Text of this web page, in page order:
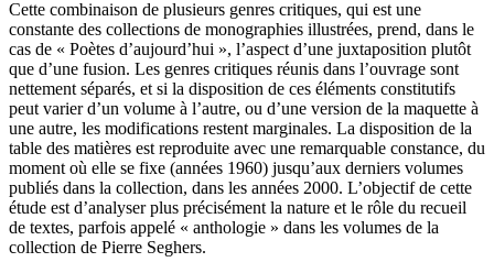
Cette combinaison de plusieurs genres critiques, qui est une
constante des collections de monographies illustrées, prend, dans le
cas de « Poètes d’aujourd’hui », l’aspect d’une juxtaposition plutôt
que d’une fusion. Les genres critiques réunis dans l’ouvrage sont
nettement séparés, et si la disposition de ces éléments constitutifs
peut varier d’un volume à l’autre, ou d’une version de la maquette à
une autre, les modifications restent marginales. La disposition de la
table des matières est reproduite avec une remarquable constance, du
moment où elle se fixe (années 1960) jusqu’aux derniers volumes
publiés dans la collection, dans les années 2000. L’objectif de cette
étude est d’analyser plus précisément la nature et le rôle du recueil
de textes, parfois appelé « anthologie » dans les volumes de la
collection de Pierre Seghers.